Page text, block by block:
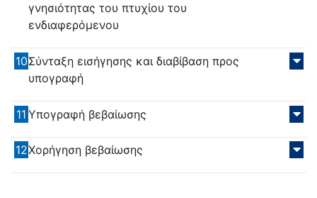
γνησιότητας του πτυχίου του
ενδιαφερόμενου
10Σύνταξη εισήγησης και διαβίβαση προς
υπογραφή
11 Υπογραφή βεβαίωσης
12Χορήγηση βεβαίωσης